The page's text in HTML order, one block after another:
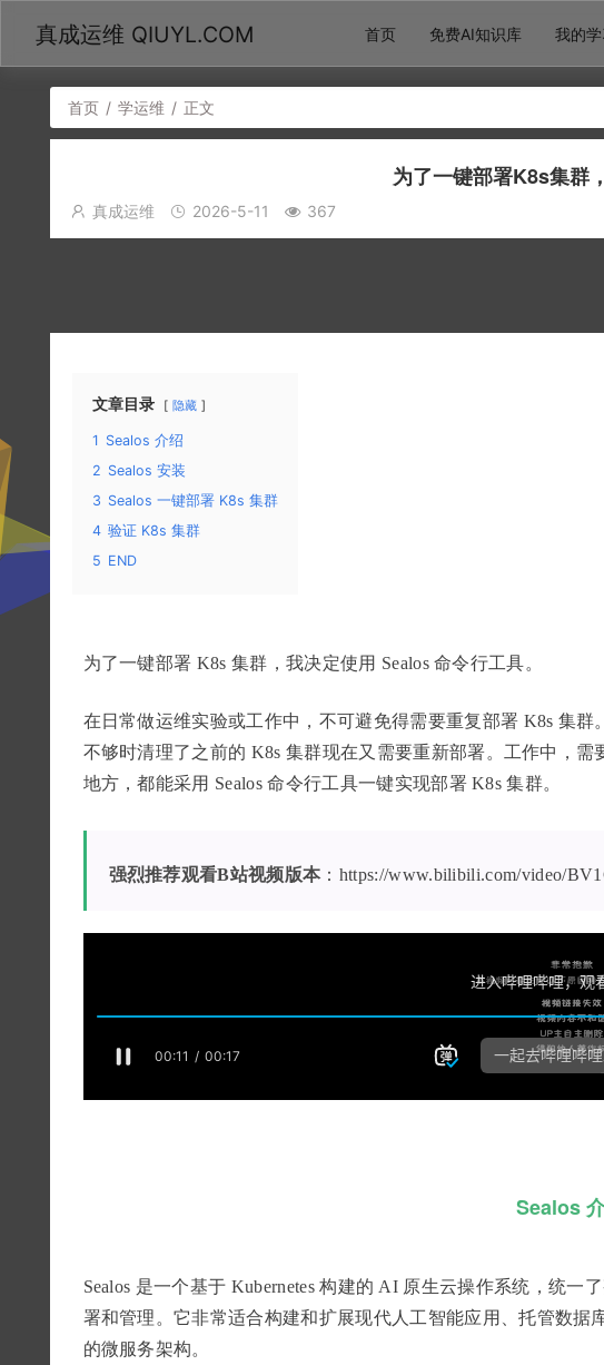
真成运维 QIUYL.COM 首页 免费AI知识库 我的
首页 / 学运维 / 正文
为了一键部署K8s集群
真成运维 2026-5-11 367
文章目录 隐藏
1 Sealos 介绍
2 Sealos 安装
3 Sealos 一键部署 K8s 集群
4 验证 K8s 集群
5 END
为了一键部署 K8s 集群，我决定使用 Sealos 命令行工具。
在日常做运维实验或工作中，不可避免得需要重复部署 K8s 集
不够时清理了之前的 K8s 集群现在又需要重新部署。工作中，
地方，都能采用 Sealos 命令行工具一键实现部署 K8s 集群。
强烈推荐观看B站视频版本：https://www.bilibili.com/video/
Sealos
Sealos 是一个基于 Kubernetes 构建的 AI 原生云操作系统，统
署和管理。它非常适合构建和扩展现代人工智能应用、托管数据
的微服务架构。